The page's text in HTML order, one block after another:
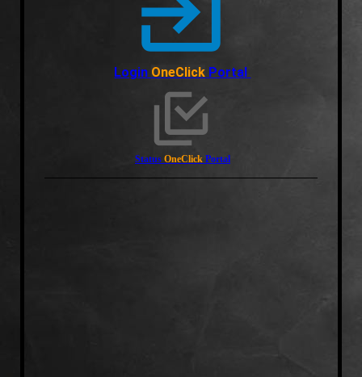
Login OneClick Portal
Status OneClickPortal